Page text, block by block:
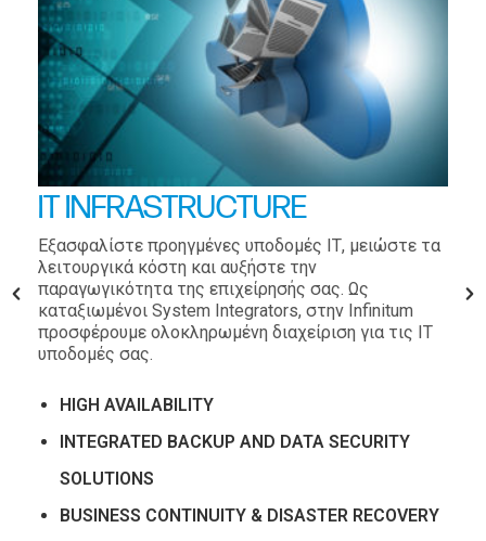
IT INFRASTRUCTURE
Εξασφαλίστε προηγμένες υποδομές ΙΤ, μειώστε τα
λειτουργικά κόστη και αυξήστε την
παραγωγικότητα της επιχείρησής σας. Ως
καταξιωμένοι System Integrators, στην Infinitum
προσφέρουμε ολοκληρωμένη διαχείριση για τις ΙΤ
υποδομές σας.
HIGH AVAILABILITY
INTEGRATED BACKUP AND DATA SECURITY
SOLUTIONS
BUSINESS CONTINUITY & DISASTER RECOVERY